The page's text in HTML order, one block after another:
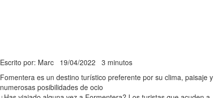
Escrito por: Marc 19/04/2022 3 minutos
Fomentera es un destino turístico preferente por su clima, paisaje y
numerosas posibilidades de ocio